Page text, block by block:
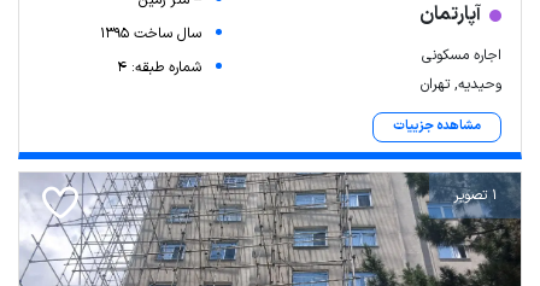
آپارتمان
اجاره مسکونی
وحیدیه, تهران
مشاهده جزییات
سال ساخت 1395
شماره طبقه: 4
1 تصویر